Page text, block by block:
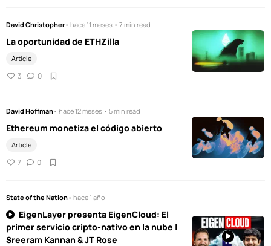
David Christopher• hace 11 meses • 7 min read
La oportunidad de ETHZilla
Article
3 0
David Hoffman• hace 12 meses • 5 min read
Ethereum monetiza el código abierto
Article
7 0
State of the Nation• hace 1 año
EigenLayer presenta EigenCloud: El
primer servicio cripto-nativo en la nube |
Sreeram Kannan & JT Rose